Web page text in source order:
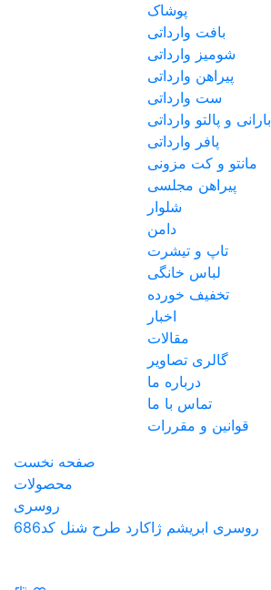
پوشاک
بافت وارداتی
شومیز وارداتی
پیراهن وارداتی
ست وارداتی
بارانی و پالتو وارداتی
پافر وارداتی
مانتو و کت مزونی
پیراهن مجلسی
شلوار
دامن
تاپ و تیشرت
لباس خانگی
تخفیف خورده
اخبار
مقالات
گالری تصاویر
درباره ما
تماس با ما
قوانین و مقررات
صفحه نخست
محصولات
روسری
روسری ابریشم ژاکارد طرح شنل کد686